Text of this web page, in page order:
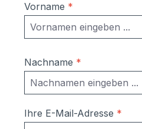
Vorname *
Nachname *
Ihre E-Mail-Adresse *